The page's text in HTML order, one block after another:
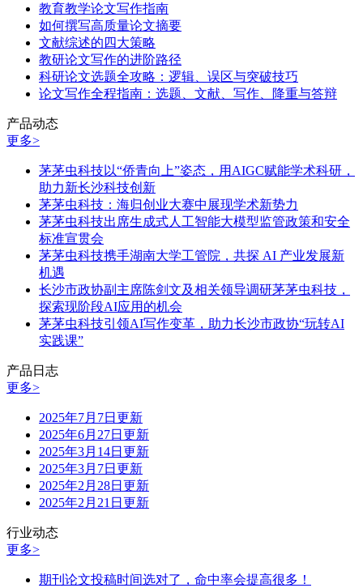
教育教学论文写作指南
如何撰写高质量论文摘要
文献综述的四大策略
教研论文写作的进阶路径
科研论文选题全攻略：逻辑、误区与突破技巧
论文写作全程指南：选题、文献、写作、降重与答辩
产品动态
更多>
茅茅虫科技以“侨青向上”姿态，用AIGC赋能学术科研，
助力新长沙科技创新
茅茅虫科技：海归创业大赛中展现学术新势力
茅茅虫科技出席生成式人工智能大模型监管政策和安全
标准宣贯会
茅茅虫科技携手湖南大学工管院，共探 AI 产业发展新
机遇
长沙市政协副主席陈剑文及相关领导调研茅茅虫科技，
探索现阶段AI应用的机会
茅茅虫科技引领AI写作变革，助力长沙市政协“玩转AI
实践课”
产品日志
更多>
2025年7月7日更新
2025年6月27日更新
2025年3月14日更新
2025年3月7日更新
2025年2月28日更新
2025年2月21日更新
行业动态
更多>
期刊论文投稿时间选对了，命中率会提高很多！